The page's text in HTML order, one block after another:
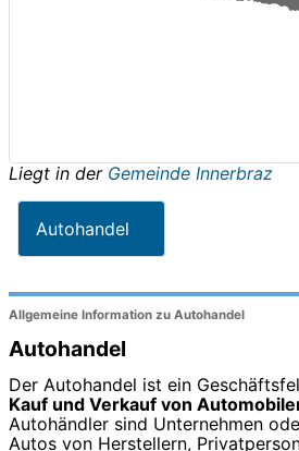
Liegt in der Gemeinde Innerbraz
Autohandel
Allgemeine Information zu Autohandel
Autohandel
Der Autohandel ist ein
Kauf und Verkauf von
Autohändler sind Unternehmen
Autos von Herstellern,